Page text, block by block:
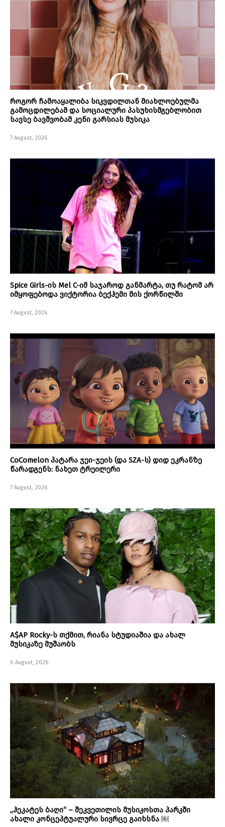
როგორ ჩამოაყალიბა სიკვდილთან მიახლოებულმა
გამოცდილებამ და სოციალური პასუხისმგებლობით
სავსე ბავშვობამ კენი გარსიას მუსიკა
7 August, 2026
Spice Girls-ის Mel C-იმ საჯაროდ განმარტა, თუ რატომ არ
იმყოფებოდა ვიქტორია ბექჰემი მის ქორწილში
7 August, 2026
CoComelon პატარა ჯეი-ჯეის (და SZA-ს) დიდ ეკრანზე
წარადგენს: ნახეთ ტრეილერი
7 August, 2026
A$AP Rocky-ს თქმით, რიანა სტუდიაშია და ახალ
მუსიკაზე მუშაობს
6 August, 2026
„ჰეკატეს ბაღი“ – შეკვეთილის მუსიკოსთა პარკში
ახალი კონცეპტუალური სივრცე გაიხსნა ￼